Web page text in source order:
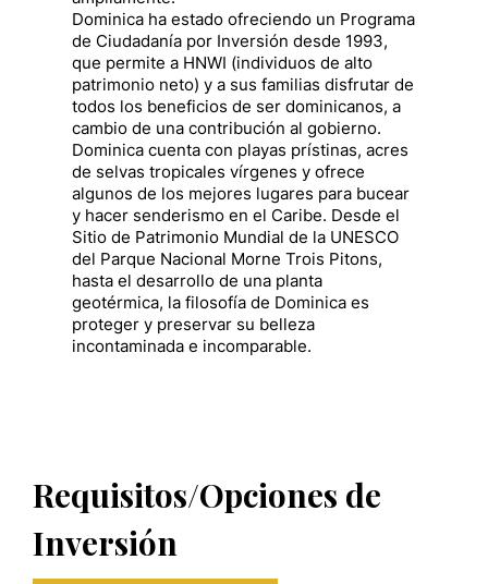
Dominica ha estado ofreciendo un Programa
de Ciudadanía por Inversión desde 1993,
que permite a HNWI (individuos de alto
patrimonio neto) y a sus familias disfrutar de
todos los beneficios de ser dominicanos, a
cambio de una contribución al gobierno.
Dominica cuenta con playas prístinas, acres
de selvas tropicales vírgenes y ofrece
algunos de los mejores lugares para bucear
y hacer senderismo en el Caribe. Desde el
Sitio de Patrimonio Mundial de la UNESCO
del Parque Nacional Morne Trois Pitons,
hasta el desarrollo de una planta
geotérmica, la filosofía de Dominica es
proteger y preservar su belleza
incontaminada e incomparable.
Requisitos/Opciones de
Inversión